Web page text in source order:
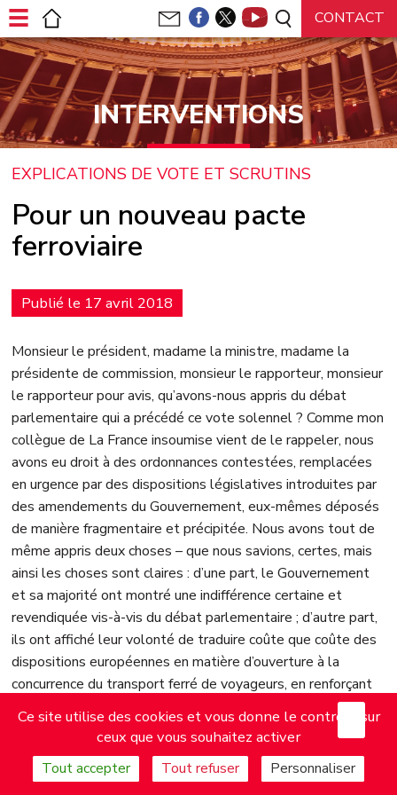
INTERVENTIONS
EXPLICATIONS DE VOTE ET SCRUTINS
Pour un nouveau pacte
ferroviaire
Publié le 17 avril 2018
Monsieur le président, madame la ministre, madame la
présidente de commission, monsieur le rapporteur, monsieur
le rapporteur pour avis, qu’avons-nous appris du débat
parlementaire qui a précédé ce vote solennel ? Comme mon
collègue de La France insoumise vient de le rappeler, nous
avons eu droit à des ordonnances contestées, remplacées
en urgence par des dispositions législatives introduites par
des amendements du Gouvernement, eux-mêmes déposés
de manière fragmentaire et précipitée. Nous avons tout de
même appris deux choses – que nous savions, certes, mais
ainsi les choses sont claires : d’une part, le Gouvernement
et sa majorité ont montré une indifférence certaine et
revendiquée vis-à-vis du débat parlementaire ; d’autre part,
ils ont affiché leur volonté de traduire coûte que coûte des
dispositions européennes en matière d’ouverture à la
concurrence du transport ferré de voyageurs, en renforçant
C’est désormais là votre marque de fabrique, et vous l’avez
à nouveau démontré ces dernières heures, toujours dans le
Panneau de gestion des cookies
Ce site utilise des cookies et vous donne le contrôle sur
ceux que vous souhaitez activer
Tout accepter Tout refuser Personnaliser